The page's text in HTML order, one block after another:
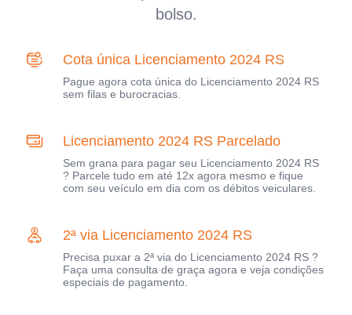
bolso.
Cota única Licenciamento 2024 RS
Pague agora cota única do Licenciamento 2024 RS
sem filas e burocracias.
Licenciamento 2024 RS Parcelado
Sem grana para pagar seu Licenciamento 2024 RS
? Parcele tudo em até 12x agora mesmo e fique
com seu veículo em dia com os débitos veiculares.
2ª via Licenciamento 2024 RS
Precisa puxar a 2ª via do Licenciamento 2024 RS ?
Faça uma consulta de graça agora e veja condições
especiais de pagamento.